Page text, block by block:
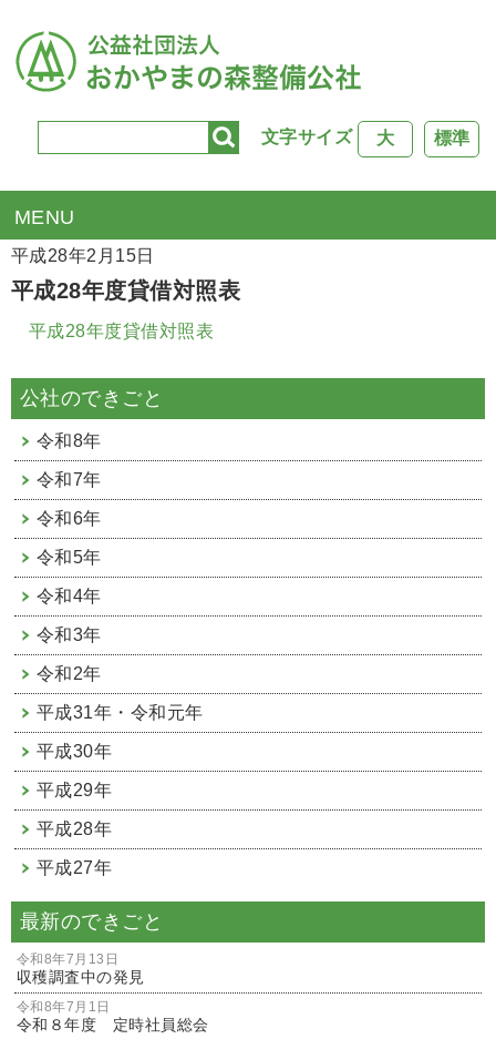
文字サイズ 標準
大
TOP>決算公告(岡山県森林協会)
平成28年2月15日
平成28年度貸借対照表
平成28年度貸借対照表
公社のできごと
令和8年
令和7年
令和6年
令和5年
令和4年
令和3年
令和2年
平成31年・令和元年
平成30年
平成29年
平成28年
平成27年
最新のできごと
令和8年7月13日
収穫調査中の発見
令和8年7月1日
令和８年度 定時社員総会